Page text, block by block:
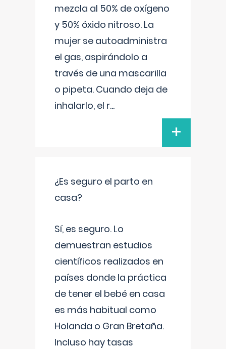
mezcla al 50% de oxígeno
y 50% óxido nitroso. La
mujer se autoadministra
el gas, aspirándolo a
través de una mascarilla
o pipeta. Cuando deja de
inhalarlo, el r...
+
¿Es seguro el parto en
casa?
Sí, es seguro. Lo
demuestran estudios
científicos realizados en
países donde la práctica
de tener el bebé en casa
es más habitual como
Holanda o Gran Bretaña.
Incluso hay tasas